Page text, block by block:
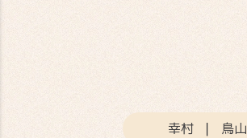
幸村 ｜ 鳥山